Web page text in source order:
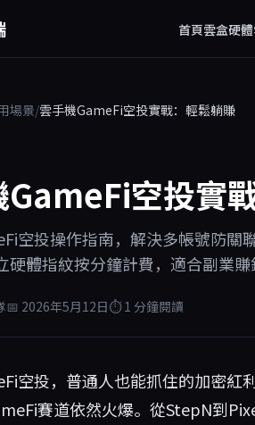
首頁雲盒硬體
場景/雲手機GameFi空投實戰：輕鬆躺賺
GameFi空投實
空投操作指南，解決多帳號防關
硬體指紋按分鐘計費，適合副業賺
📅 2026年5月12日⏱ 1 分鐘閱讀
空投，普通人也能抓住的加密紅
賽道依然火爆。從StepN到